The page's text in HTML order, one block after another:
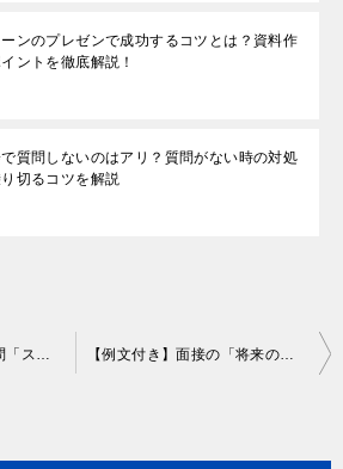
ンのプレゼンで成功するコツとは？資料作
ントを徹底解説！
質問しないのはアリ？質問がない時の対処
切るコツを解説